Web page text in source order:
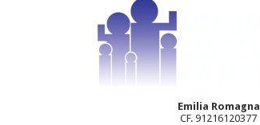
Emilia Romagna
CF. 91216120377